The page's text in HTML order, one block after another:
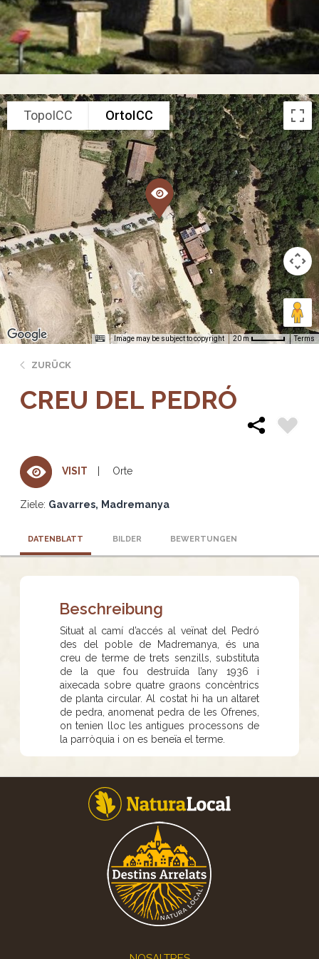
TopoICC OrtoICC
Image may be subject to copyright 20 m Terms
ZURÜCK
CREU DEL PEDRÓ
VISIT Orte
Ziele: Gavarres Madremanya
DATENBLATT BILDER BEWERTUNGEN
Beschreibung
Situat al camí d’accés al veïnat del Pedró
des del poble de Madremanya, és una
creu de terme de trets senzills, substituta
de la que fou destruïda l’any 1936 i
aixecada sobre quatre graons concèntrics
de planta circular. Al costat hi ha un altaret
de pedra, anomenat pedra de les Ofrenes,
on tenien lloc les antigues processons de
la parròquia i on es beneïa el terme.